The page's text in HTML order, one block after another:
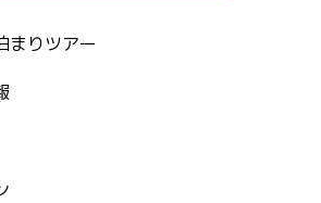
まりツアー